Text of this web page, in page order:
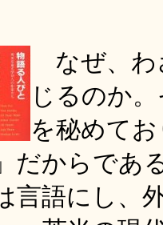
なぜ、わ
じるのか
を秘めて
だからであ
言語にし、